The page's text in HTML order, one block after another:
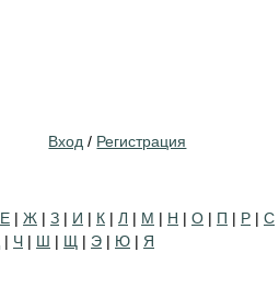
Вход / Регистрация
Е | Ж | З | И | К | Л | М | Н | О | П | Р | С
| Ч | Ш | Щ | Э | Ю | Я